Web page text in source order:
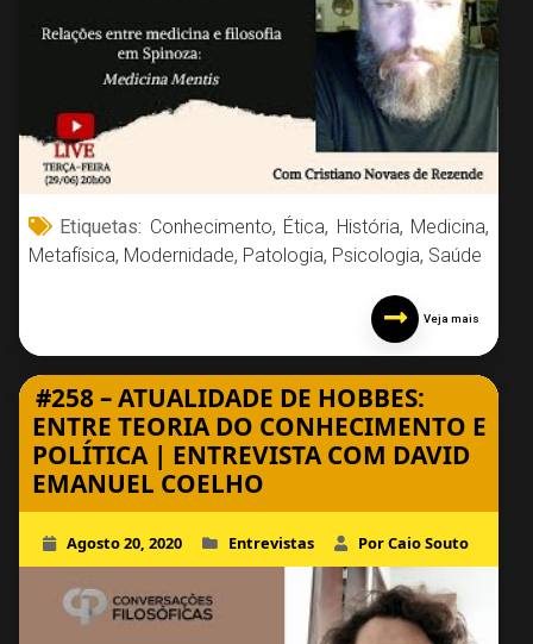
Etiquetas: Conhecimento, Ética, História, Medicina,
Metafísica, Modernidade, Patologia, Psicologia, Saúde
Veja mais
#258 – ATUALIDADE DE HOBBES:
ENTRE TEORIA DO CONHECIMENTO E
POLÍTICA | ENTREVISTA COM DAVID
EMANUEL COELHO
Agosto 20, 2020 Entrevistas Por Caio Souto